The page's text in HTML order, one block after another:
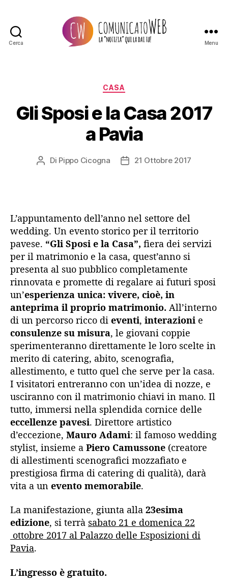
Cerca Menu
Categorie
CASA
Gli Sposi e la Casa 2017
a Pavia
Autore
Di Pippo Cicogna
Data21 Ottobre 2017
L’appuntamento dell’anno nel settore del
wedding. Un evento storico per il territorio
pavese. “Gli Sposi e la Casa”, fiera dei servizi
per il matrimonio e la casa, quest’anno si
presenta al suo pubblico completamente
rinnovata e promette di regalare ai futuri sposi
un’esperienza unica: vivere, cioè, in
anteprima il proprio matrimonio. All’interno
di un percorso ricco di eventi, interazioni e
consulenze su misura, le giovani coppie
sperimenteranno direttamente le loro scelte in
merito di catering, abito, scenografia,
allestimento, e tutto quel che serve per la casa.
I visitatori entreranno con un’idea di nozze, e
usciranno con il matrimonio chiavi in mano. Il
tutto, immersi nella splendida cornice delle
eccellenze pavesi. Direttore artistico
d’eccezione, Mauro Adami: il famoso wedding
stylist, insieme a Piero Camussone (creatore
di allestimenti scenografici mozzafiato e
prestigiosa firma di catering di qualità), darà
vita a un evento memorabile.
La manifestazione, giunta alla 23esima
edizione, si terrà sabato 21 e domenica 22
ottobre 2017 al Palazzo delle Esposizioni di
Pavia.
L’ingresso è gratuito.